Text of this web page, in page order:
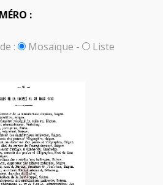
:
: Mosaïque - Liste
1883-1er Tri.
1er Tri.